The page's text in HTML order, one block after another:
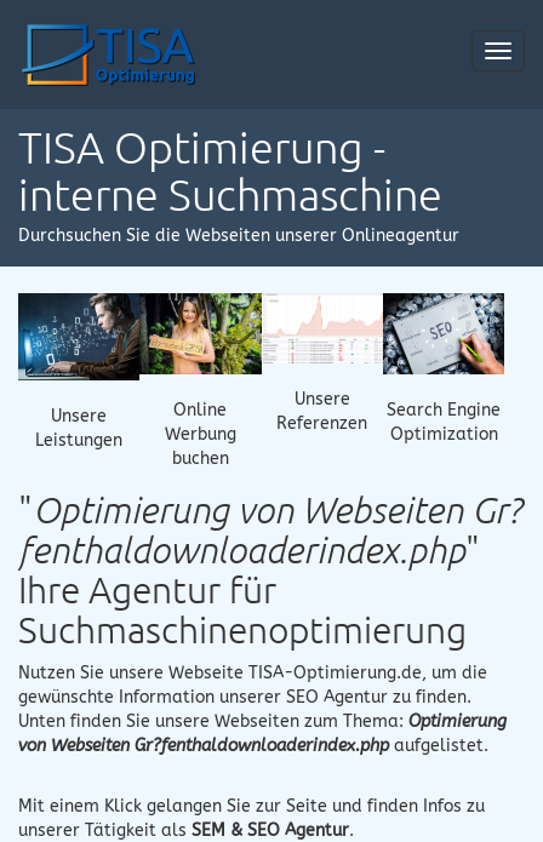
TISA Optimierung -
interne Suchmaschine
Durchsuchen Sie die Webseiten unserer Onlineagentur
Unsere
Leistungen
Online
Werbung
buchen
Unsere
Referenzen
Search Engine
Optimization
"Optimierung von Webseiten Gr?
fenthaldownloaderindex.php"
Ihre Agentur für
Suchmaschinenoptimierung
Nutzen Sie unsere Webseite TISA-Optimierung.de, um die
gewünschte Information unserer SEO Agentur zu finden.
Unten finden Sie unsere Webseiten zum Thema: Optimierung
von Webseiten Gr?fenthaldownloaderindex.phpaufgelistet.
Mit einem Klick gelangen Sie zur Seite und finden Infos zu
unserer Tätigkeit als SEM & SEO Agentur.